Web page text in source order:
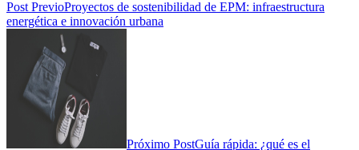
Post PrevioProyectos de sostenibilidad de EPM: infraestructura
energética e innovación urbana
Próximo PostGuía rápida: ¿qué es el